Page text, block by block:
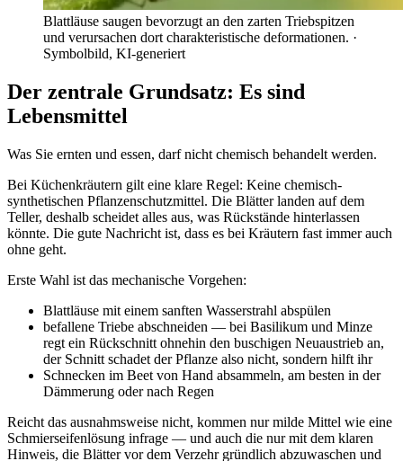
Blattläuse saugen bevorzugt an den zarten Triebspitzen
und verursachen dort charakteristische deformationen. ·
Symbolbild, KI-generiert
Der zentrale Grundsatz: Es sind
Lebensmittel
Was Sie ernten und essen, darf nicht chemisch behandelt werden.
Bei Küchenkräutern gilt eine klare Regel: Keine chemisch-
synthetischen Pflanzenschutzmittel. Die Blätter landen auf dem
Teller, deshalb scheidet alles aus, was Rückstände hinterlassen
könnte. Die gute Nachricht ist, dass es bei Kräutern fast immer auch
ohne geht.
Erste Wahl ist das mechanische Vorgehen:
Blattläuse mit einem sanften Wasserstrahl abspülen
befallene Triebe abschneiden — bei Basilikum und Minze
regt ein Rückschnitt ohnehin den buschigen Neuaustrieb an,
der Schnitt schadet der Pflanze also nicht, sondern hilft ihr
Schnecken im Beet von Hand absammeln, am besten in der
Dämmerung oder nach Regen
Reicht das ausnahmsweise nicht, kommen nur milde Mittel wie eine
Schmierseifenlösung infrage — und auch die nur mit dem klaren
Hinweis, die Blätter vor dem Verzehr gründlich abzuwaschen und